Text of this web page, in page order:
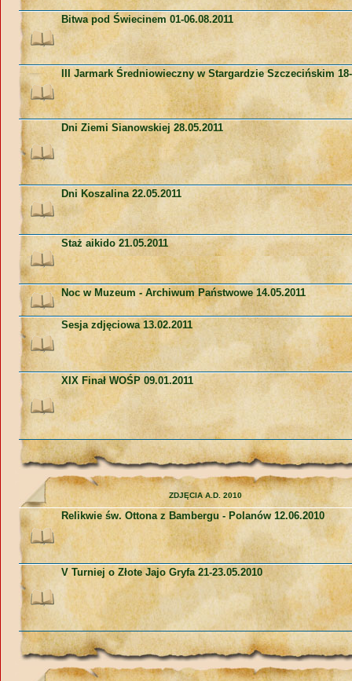
Bitwa pod Świecinem 01-06.08.2011
III Jarmark Średniowieczny w Stargardzie Szczecińskim 18-
Dni Ziemi Sianowskiej 28.05.2011
Dni Koszalina 22.05.2011
Staż aikido 21.05.2011
Noc w Muzeum - Archiwum Państwowe 14.05.2011
Sesja zdjęciowa 13.02.2011
XIX Finał WOŚP 09.01.2011
ZDJĘCIA A.D. 2010
Relikwie św. Ottona z Bambergu - Polanów 12.06.2010
V Turniej o Złote Jajo Gryfa 21-23.05.2010